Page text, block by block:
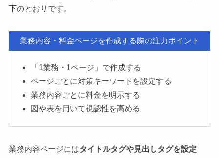
下のとおりです。
業務内容・料金ページを作成する際の注力ポイント
「1業務・1ページ」で作成する
ページごとに対策キーワードを設定する
業務内容ごとに料金を明示する
図や表を用いて視認性を高める
業務内容ページにはタイトルタグや見出しタグを設定